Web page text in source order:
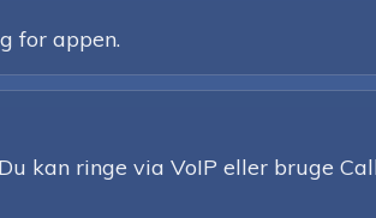
for appen.
kan ringe via VoIP eller bruge